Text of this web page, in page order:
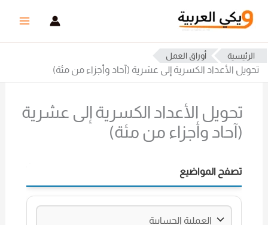
تخطي
المحتوى
الرئيسية أوراق العمل
تحويل الأعداد الكسرية إلى عشرية (آحاد وأجزاء من مئة)
تحويل الأعداد الكسرية إلى عشرية
(آحاد وأجزاء من مئة)
تصفح المواضيع